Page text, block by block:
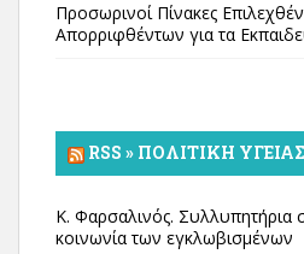
Προσωρινοί Πίνακες
Απορριφθέντων για τα
RSS » ΠΟΛΙΤΙΚΉ ΥΓΕΊΑΣ
Κ. Φαρσαλινός. Συλλυπητήρια
κοινωνία των εγκλωβισμένων